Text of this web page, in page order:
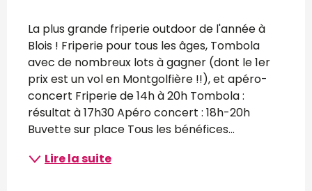
Description
La plus grande friperie outdoor de l'année à
Blois ! Friperie pour tous les âges, Tombola
avec de nombreux lots à gagner (dont le 1er
prix est un vol en Montgolfière !!), et apéro-
concert Friperie de 14h à 20h Tombola :
résultat à 17h30 Apéro concert : 18h-20h
Buvette sur place Tous les bénéfices...
Lire la suite